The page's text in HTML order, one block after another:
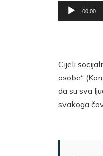
Reproduktor
audiozapisa
00:00
Cijeli
osobe“
da su sva
svakoga